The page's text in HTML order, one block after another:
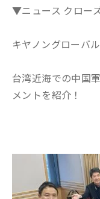
▼ニュース クロー
キヤノングローバ
台湾近海での中国
メントを紹介！